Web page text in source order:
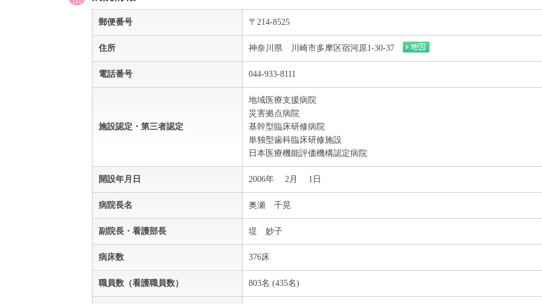
郵便番号 〒214-8525
住所 神奈川県 川崎市多摩区宿河原1-30-37
電話番号 044-933-8111
施設認定・第三者認定
地域医療支援病院
災害拠点病院
基幹型臨床研修病院
単独型歯科臨床研修施設
日本医療機能評価機構認定病院
開設年月日 2006年 2月 1日
病院長名 奥瀬 千晃
副院長・看護部長 堤 妙子
病床数 376床
職員数（看護職員数） 803名 (435名)